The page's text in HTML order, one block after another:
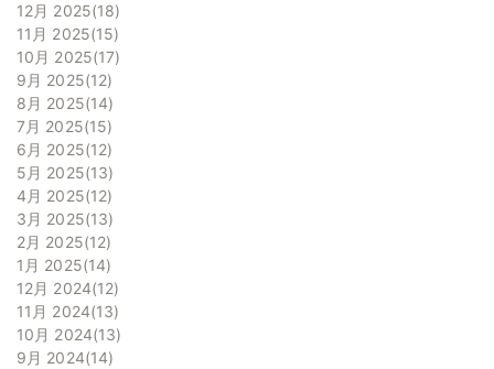
12月 2025 18
11月 2025 15
10月 2025 17
9月 2025 12
8月 2025 14
7月 2025 15
6月 2025 12
5月 2025 13
4月 2025 12
3月 2025 13
2月 2025 12
1月 2025 14
12月 2024 12
11月 2024 13
10月 2024 13
9月 2024 14